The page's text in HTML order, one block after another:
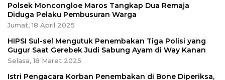
Polsek Moncongloe Maros Tangkap Dua Remaja
Diduga Pelaku Pembusuran Warga
Jumat, 18 April 2025
HIPSI Sul-sel Mengutuk Penembakan Tiga Polisi yang
Gugur Saat Gerebek Judi Sabung Ayam di Way Kanan
Selasa, 18 Maret 2025
Istri Pengacara Korban Penembakan di Bone Diperiksa,